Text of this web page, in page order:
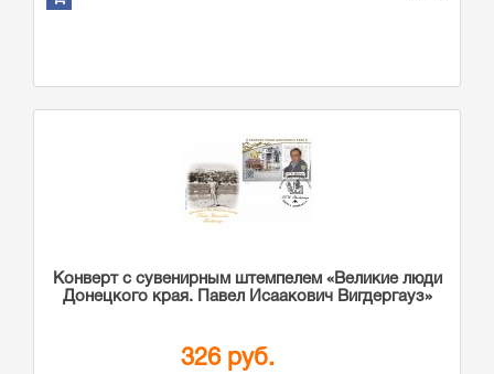
Конверт с сувенирным штемпелем «Великие люди
Донецкого края. Павел Исаакович Вигдергауз»
326 руб.